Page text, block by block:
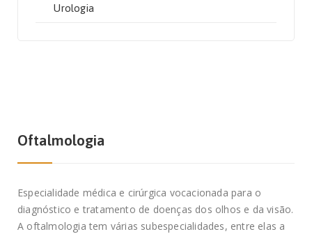
Urologia
Oftalmologia
Especialidade médica e cirúrgica vocacionada para o
diagnóstico e tratamento de doenças dos olhos e da visão.
A oftalmologia tem várias subespecialidades, entre elas a